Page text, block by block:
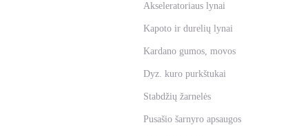
Akseleratoriaus lynai
Kapoto ir durelių lynai
Kardano gumos, movos
Dyz. kuro purkštukai
Stabdžių žarnelės
Pusašio šarnyro apsaugos